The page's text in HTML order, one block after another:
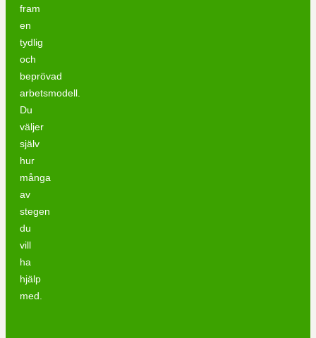
fram
en
tydlig
och
beprövad
arbetsmodell.
Du
väljer
själv
hur
många
av
stegen
du
vill
ha
hjälp
med.